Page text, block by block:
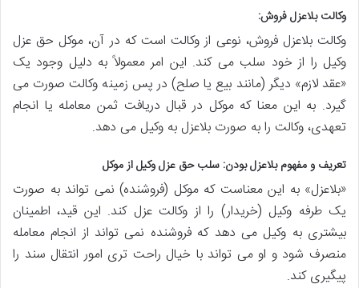
وکالت بلاعزل فروش:
وکالت بلاعزل فروش، نوعی از وکالت است که در آن، موکل حق عزل
وکیل را از خود سلب می کند. این امر معمولاً به دلیل وجود یک
«عقد لازم» دیگر (مانند بیع یا صلح) در پس زمینه وکالت صورت می
گیرد. به این معنا که موکل در قبال دریافت ثمن معامله یا انجام
تعهدی، وکالت را به صورت بلاعزل به وکیل می دهد.
تعریف و مفهوم بلاعزل بودن: سلب حق عزل وکیل از موکل
«بلاعزل» به این معناست که موکل (فروشنده) نمی تواند به صورت
یک طرفه وکیل (خریدار) را از وکالت عزل کند. این قید، اطمینان
بیشتری به وکیل می دهد که فروشنده نمی تواند از انجام معامله
منصرف شود و او می تواند با خیال راحت تری امور انتقال سند را
پیگیری کند.